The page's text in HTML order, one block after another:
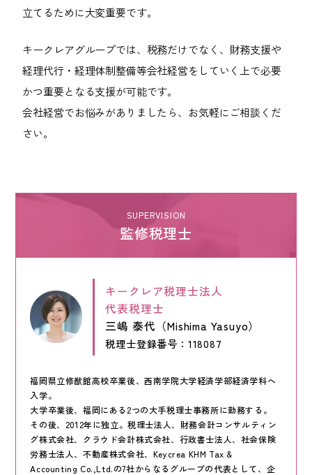
立てるために大変重要です。
キークレアグループでは、税務だけでなく、財務支援や
経理代行・経理体制整備等会社経営をしていく上で必要
かつ重要となる支援が可能です。
会社経営でお悩みがありましたら、お気軽にご相談くだ
さい。
SUPERVISION
監修税理士
キークレア税理士法人
代表税理士
三嶋 泰代（Mishima Yasuyo）
税理士登録番号：118087
福岡県立修猷館高校卒業後、西南学院大学経済学部経済学科へ
入学。
大学卒業後、福岡にある2つの大手税理士事務所に勤務する。
その後、2012年に独立。税理士法人、財務会計コンサルティン
グ株式会社、クラウド会計株式会社、行政書士法人、社会保険
労務士法人、不動産株式会社、Keycrea KHM Tax &
Accounting Co.,Ltd.の7社からなるグループの代表として、企